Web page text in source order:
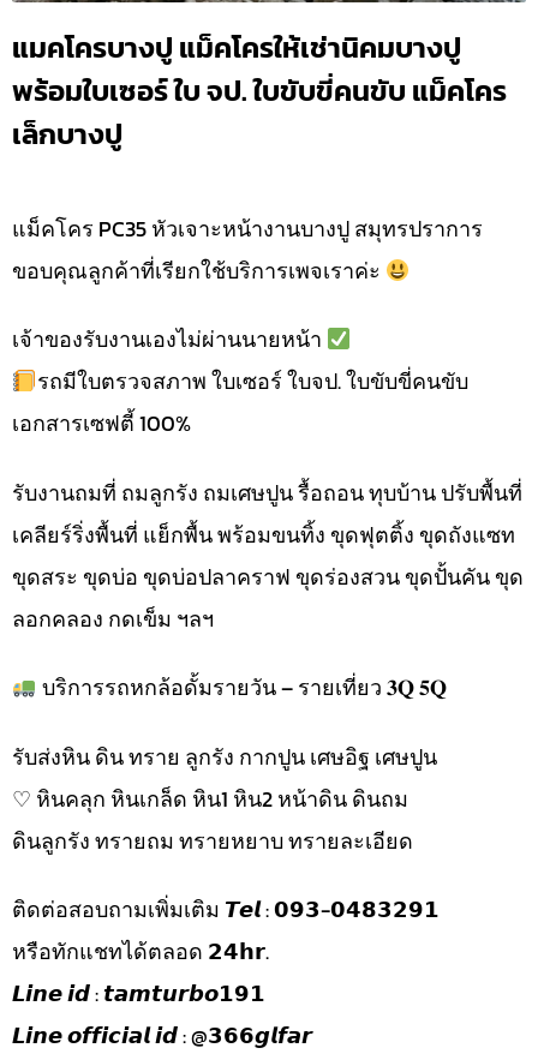
แมคโครบางปู แม็คโครให้เช่านิคมบางปู
พร้อมใบเซอร์ ใบ จป. ใบขับขี่คนขับ แม็คโคร
เล็กบางปู
แม็คโคร PC35 หัวเจาะหน้างานบางปู สมุทรปราการ
ขอบคุณลูกค้าที่เรียกใช้บริการเพจเราค่ะ
เจ้าของรับงานเองไม่ผ่านนายหน้า
รถมีใบตรวจสภาพ ใบเซอร์ ใบจป. ใบขับขี่คนขับ
เอกสารเซฟตี้ 100%
รับงานถมที่ ถมลูกรัง ถมเศษปูน รื้อถอน ทุบบ้าน ปรับพื้นที่
เคลียร์ริ่งพื้นที่ แย็กพื้น พร้อมขนทิ้ง ขุดฟุตติ้ง ขุดถังแซท
ขุดสระ ขุดบ่อ ขุดบ่อปลาคราฟ ขุดร่องสวน ขุดปั้นคัน ขุด
ลอกคลอง กดเข็ม ฯลฯ
บริการรถหกล้อดั้มรายวัน – รายเที่ยว 𝟑𝐐 𝟓𝐐
รับส่งหิน ดิน ทราย ลูกรัง กากปูน เศษอิฐ เศษปูน
♡︎ หินคลุก หินเกล็ด หิน1 หิน2 หน้าดิน ดินถม
ดินลูกรัง ทรายถม ทรายหยาบ ทรายละเอียด
ติดต่อสอบถามเพิ่มเติม 𝙏𝙚𝙡 : 𝟬𝟵𝟯-𝟬𝟰𝟴𝟯𝟮𝟵𝟭
หรือทักแชทได้ตลอด 𝟮𝟰𝗵𝗿.
𝙇𝙞𝙣𝙚 𝙞𝙙 : 𝙩𝙖𝙢𝙩𝙪𝙧𝙗𝙤𝟭𝟵𝟭
𝙇𝙞𝙣𝙚 𝙤𝙛𝙛𝙞𝙘𝙞𝙖𝙡 𝙞𝙙 : @𝟯𝟲𝟲𝙜𝙡𝙛𝙖𝙧